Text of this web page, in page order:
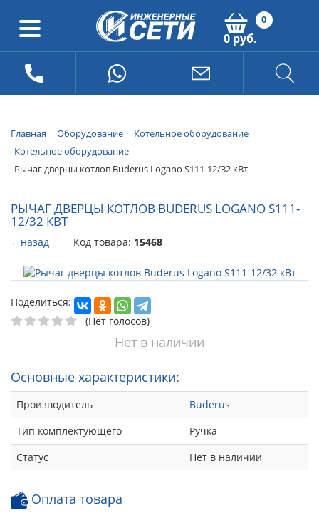
0
0 руб.
Главная Оборудование
Котельное оборудование
Котельное оборудование
Рычаг дверцы котлов Buderus Logano S111-12/32 кВт
РЫЧАГ ДВЕРЦЫ КОТЛОВ BUDERUS LOGANO S111-
12/32 КВТ
←назад Код товара: 15468
Поделиться:
(Нет голосов)
Нет в наличии
Основные характеристики:
Производитель
Buderus
Тип комплектующего
Ручка
Статус
Нет в наличии
Оплата товара